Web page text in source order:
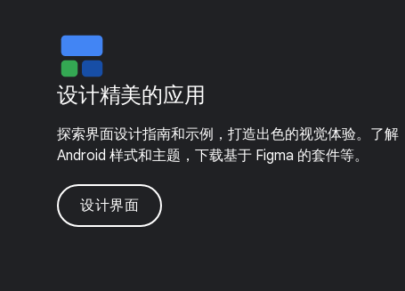
设计精美的应用
探索界面设计指南和示例，打造出色的视觉体验。了解
Android 样式和主题，下载基于 Figma 的套件等。
设计界面